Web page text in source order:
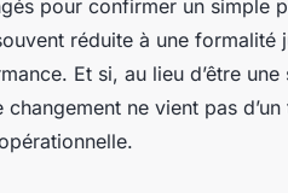
pour confirmer un simple
réduite à une
Et si, au lieu d’être
changement ne vient pas